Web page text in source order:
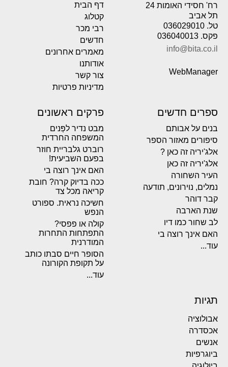
רח' חסידי האומות 24
תל אביב
טל. 036029010
פקס. 036040013
info@bita.co.il
WebManager
דף הבית
קטלוג
רבי מכר
חדשים
מאמרים אחרונים
אודותנו
צור קשר
מדיניות פרטיות
ספרים חדשים
בנים על אבותם
סיפורים מאזור הספר
אלג'יריה זה כאן ?
אלג'יריה זה כאן
העיר השחורה
נמלים, נוירונים, תודעה
קבר דוהר
שנת הארבה
לב שחור כמו דיו
האם אינך רוצה בי
עוד...
פרקים ראשונים
מבט נדיר לפְּנים
המשפחה החרדית
רוברט גלבריית חוזר
בפעם השביעית!
האם אינך רוצה בי
ככה בדיוק קרה? חובת
קריאה מכל צד
חשיכה נראית. ספורט
הנפש
קולה או פפסי?
התפתחות התחרות
המודרנית
הסופר חיים סבתו כותב
על תקופת הקורונה
עוד...
תגיות
אבולוציה
אכסדרה
אנשים
ביוגרפיות